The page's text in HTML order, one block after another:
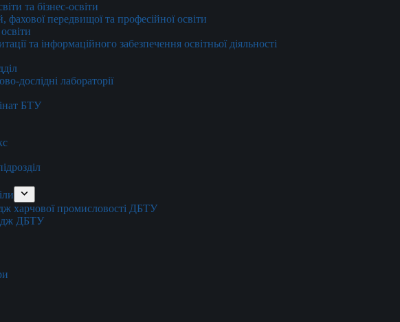
та бізнес-освіти
передвищої та професійної освіти
та інформаційного забезпечення освітньої діяльності
дослідні лабораторії
БТУ
харчової промисловості ДБТУ
ДБТУ